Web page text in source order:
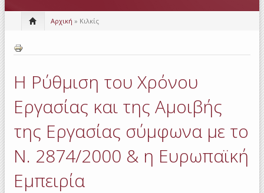
Αρχική » Κιλκίς
Η Ρύθμιση του Χρόνου
Εργασίας και της Αμοιβής
της Εργασίας σύμφωνα με το
Ν. 2874/2000 & η Ευρωπαϊκή
Εμπειρία